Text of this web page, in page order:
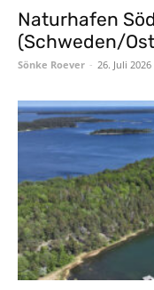
Naturhafen
(Schweden/
Sönke Roever - 26. Juli 2026